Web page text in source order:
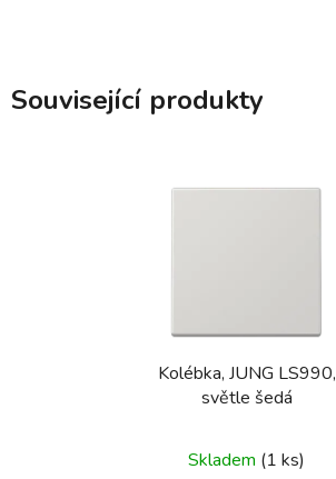
Související produkty
Kolébka, JUNG LS990,
světle šedá
Skladem (1 ks)